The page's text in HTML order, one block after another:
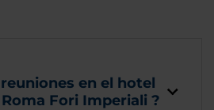
en el hotel
Fori Imperiali ?